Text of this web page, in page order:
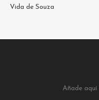
Vida de Souza
Añade